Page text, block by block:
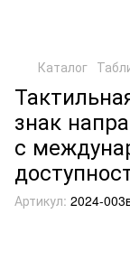
Каталог
знак
с
Артикул: 2024-